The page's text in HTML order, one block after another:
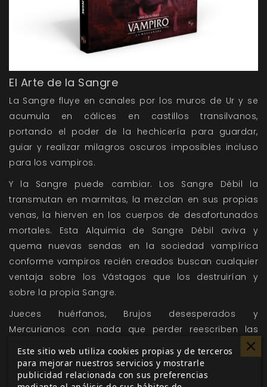
El Arte de la Sangre
La Sangre fluye en canales por los muros de Ur y se
acumula en cálices en castillos transilvanos,
portando el poder de la hechicería para guardar,
guiar y realizar milagros oscuros imposibles incluso
para los vampiros.
Y la Sangre puede cambiar. Los Sangre Débil la
transmutan en marmitas, la mezclan en sus propias
venas, la hierven en los cuerpos de desafortunados
mortales. Esta Alquimia de Sangre Débil aviva y
quema nuevas sendas en la sociedad vampírica
conforme vampiros recién creados buscan cualquier
ventaja sobre los Vástagos que los destruirían y
sobre la propia Sangre.
Jueces huérfanos, Brujos desesperados y
Mercurianos con nada que perder reescriben las
reglas del arte en estas noches del siglo xxi,
escupiendo nuevos nombres y leyes en sus Sellos de
Sangre.
Este sitio web utiliza cookies propias y de terceros
para mejorar nuestros servicios y mostrarle
publicidad relacionada con sus preferencias